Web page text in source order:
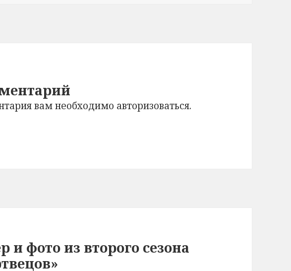
вам необходимо авторизоваться.
и фото из второго сезона